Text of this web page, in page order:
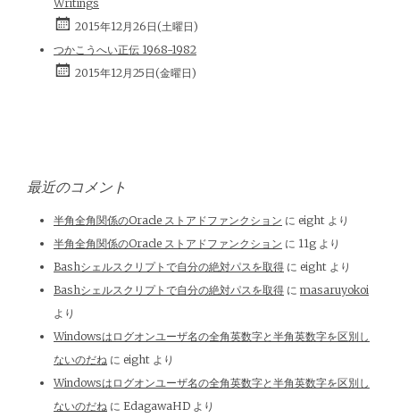
Writings
2015年12月26日(土曜日)
つかこうへい正伝 1968-1982
2015年12月25日(金曜日)
最近のコメント
半角全角関係のOracle ストアドファンクション に eight より
半角全角関係のOracle ストアドファンクション に 11g より
Bashシェルスクリプトで自分の絶対パスを取得 に eight より
Bashシェルスクリプトで自分の絶対パスを取得 に masaruyokoi
より
Windowsはログオンユーザ名の全角英数字と半角英数字を区別し
ないのだね に eight より
Windowsはログオンユーザ名の全角英数字と半角英数字を区別し
ないのだね に EdagawaHD より